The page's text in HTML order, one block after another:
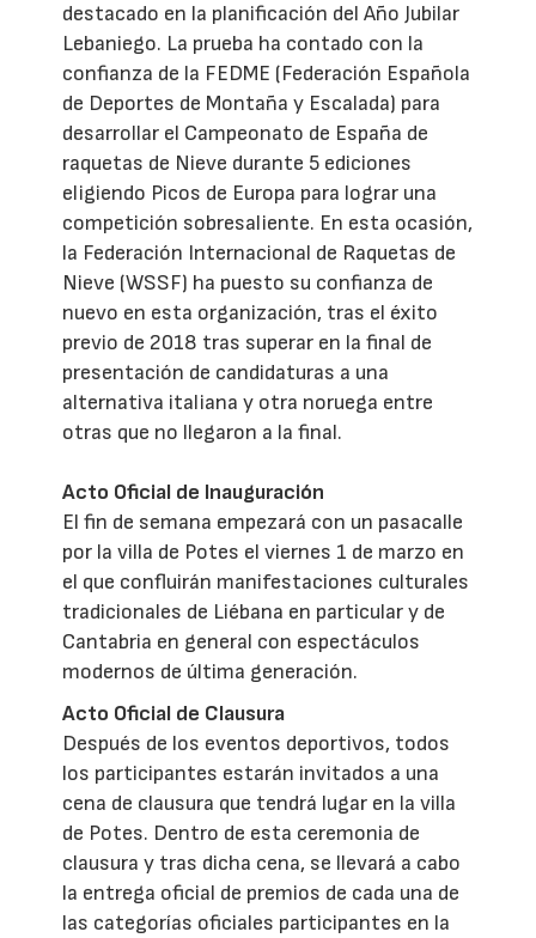
destacado en la planificación del Año Jubilar
Lebaniego. La prueba ha contado con la
confianza de la FEDME (Federación Española
de Deportes de Montaña y Escalada) para
desarrollar el Campeonato de España de
raquetas de Nieve durante 5 ediciones
eligiendo Picos de Europa para lograr una
competición sobresaliente. En esta ocasión,
la Federación Internacional de Raquetas de
Nieve (WSSF) ha puesto su confianza de
nuevo en esta organización, tras el éxito
previo de 2018 tras superar en la final de
presentación de candidaturas a una
alternativa italiana y otra noruega entre
otras que no llegaron a la final.
Acto Oficial de Inauguración
El fin de semana empezará con un pasacalle
por la villa de Potes el viernes 1 de marzo en
el que confluirán manifestaciones culturales
tradicionales de Liébana en particular y de
Cantabria en general con espectáculos
modernos de última generación.
Acto Oficial de Clausura
Después de los eventos deportivos, todos
los participantes estarán invitados a una
cena de clausura que tendrá lugar en la villa
de Potes. Dentro de esta ceremonia de
clausura y tras dicha cena, se llevará a cabo
la entrega oficial de premios de cada una de
las categorías oficiales participantes en la